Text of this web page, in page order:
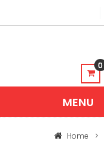
0
Home >